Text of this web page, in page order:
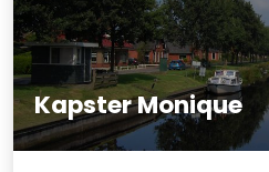
Kapster Monique